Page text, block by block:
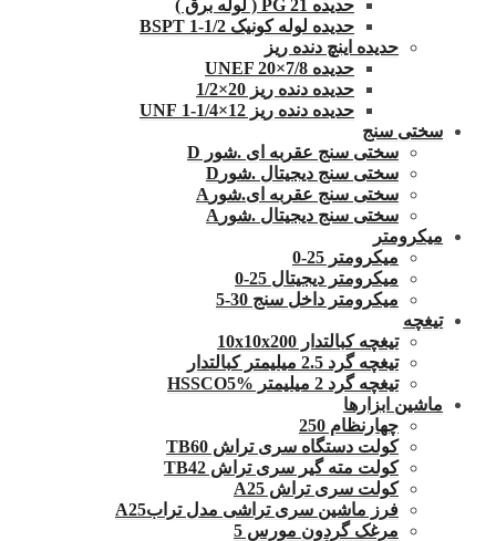
حدیده 21 PG ( لوله برق )
حدیده لوله کونیک 1/2-1 BSPT
حدیده اینچ دنده ریز
حدیده UNEF 20×7/8
حدیده دنده ریز 20×1/2
حدیده دنده ریز 12×1/4-1 UNF
سختی سنج
سختی سنج عقربه ای .شور D
سختی سنج دیجیتال .شورD
سختی سنج عقربه ای.شورA
سختی سنج دیجیتال .شورA
میکرومتر
میکرومتر 25-0
میکرومتر دیجیتال 25-0
میکرومتر داخل سنج 30-5
تیغچه
تیغچه کبالتدار 10x10x200
تیغچه گرد 2.5 میلیمتر کبالتدار
تیغچه گرد 2 میلیمتر HSSCO5%
ماشین ابزارها
چهارنظام 250
کولت دستگاه سری تراش TB60
کولت مته گیر سری تراش TB42
کولت سری تراش A25
فرز ماشین سری تراشی مدل ترابA25
مرغک گردون مورس 5